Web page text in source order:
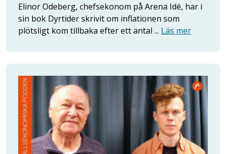
Elinor Odeberg, chefsekonom på Arena Idé, har i
sin bok Dyrtider skrivit om inflationen som
plötsligt kom tillbaka efter ett antal ... Läs mer